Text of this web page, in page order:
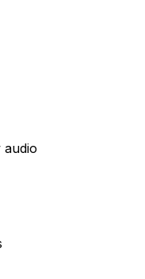
audio